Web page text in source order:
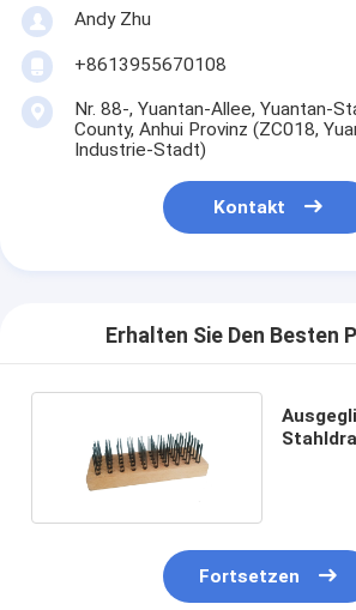
Andy Zhu
+8613955670108
Nr. 88-, Yuantan-Allee, Yuantan-
County, Anhui Provinz (ZC018,
Industrie-Stadt)
Kontakt
Erhalten Sie Den Besten
Fortsetzen